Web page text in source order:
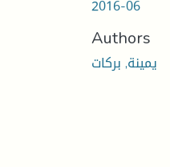
2016-06
Authors
يمينة, بركات